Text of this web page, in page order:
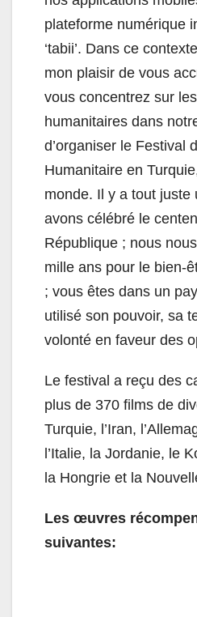
plateforme numérique
‘tabii’. Dans ce
mon plaisir de vous
vous concentrez sur
humanitaires dans
d’organiser le Festival
Humanitaire en
monde. Il y a tout juste
avons célébré le
République ; nous
mille ans pour le bien-
; vous êtes dans un
utilisé son pouvoir, sa
volonté en faveur des
Le festival a reçu des
plus de 370 films de
Turquie, l’Iran,
l’Italie, la Jordanie, le
la Hongrie et la
Les œuvres
suivantes: